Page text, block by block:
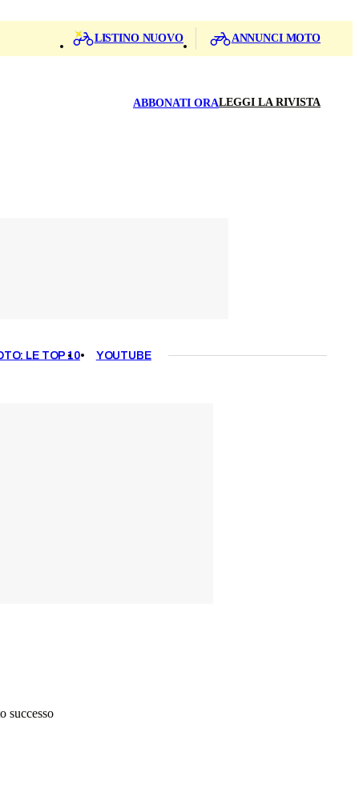
LISTINO NUOVO ANNUNCI MOTO
ABBONATI ORALEGGI LA RIVISTA
LE TOP 10 YOUTUBE
successo